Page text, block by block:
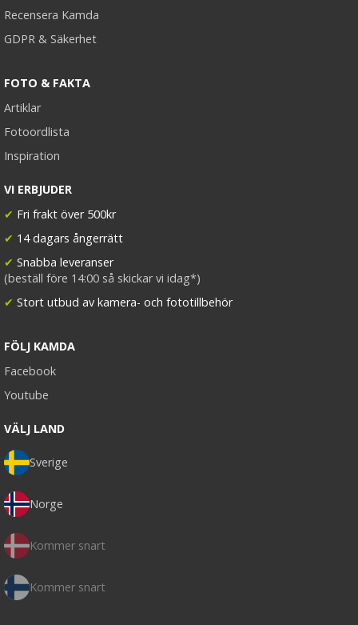
Recensera Kamda
GDPR & Säkerhet
FOTO & FAKTA
Artiklar
Fotoordlista
Inspiration
VI ERBJUDER
✔ Fri frakt över 500kr
✔ 14 dagars ångerrätt
✔ Snabba leveranser
(beställ före 14:00 så skickar vi idag*)
✔ Stort utbud av kamera- och fototillbehör
FÖLJ KAMDA
Facebook
Youtube
VÄLJ LAND
Sverige
Norge
Kommer snart
Kommer snart